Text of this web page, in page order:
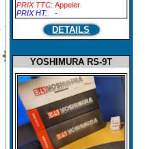
PRIX TTC: Appeler
PRIX HT:
-
DETAILS
YOSHIMURA RS-9T